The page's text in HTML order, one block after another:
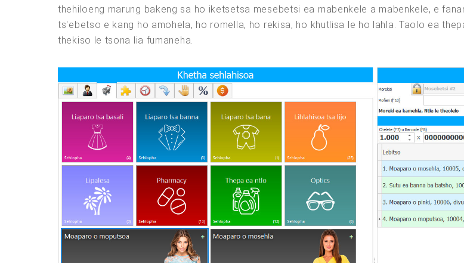
thehiloeng marung bakeng sa ho iketsetsa mesebetsi ea mabenkele a mabenkele, e
ts'ebetso e kang ho amohela, ho romella, ho rekisa, ho khutlisa le ho lahla. Taolo ea
thekiso le tsona lia fumaneha.